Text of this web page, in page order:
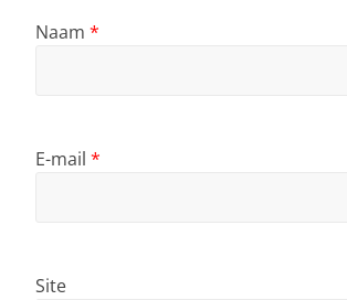
Naam *
E-mail *
Site